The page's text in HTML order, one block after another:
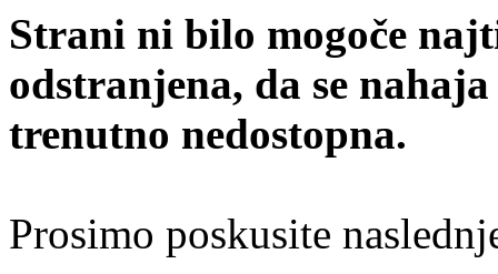
Strani ni bilo mogoče
odstranjena, da se
trenutno nedostopna.
Prosimo poskusite